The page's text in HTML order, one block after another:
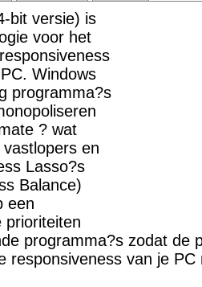
bit versie) is
voor het
Windows
programma?s
? wat
en
Lasso?s
Balance)
een
prioriteiten
programma?s zodat de
responsiveness van je PC